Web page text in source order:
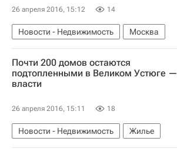
26 апреля 2016, 15:12 14
Новости - Недвижимость
Москва
Благоустройство
Россия
Почти 200 домов остаются
подтопленными в Великом Устюге —
власти
26 апреля 2016, 15:11 18
Новости - Недвижимость
Жилье
Вологодская область
Наводнение